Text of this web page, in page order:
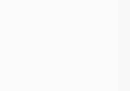
presentation/d/
presentation/d/